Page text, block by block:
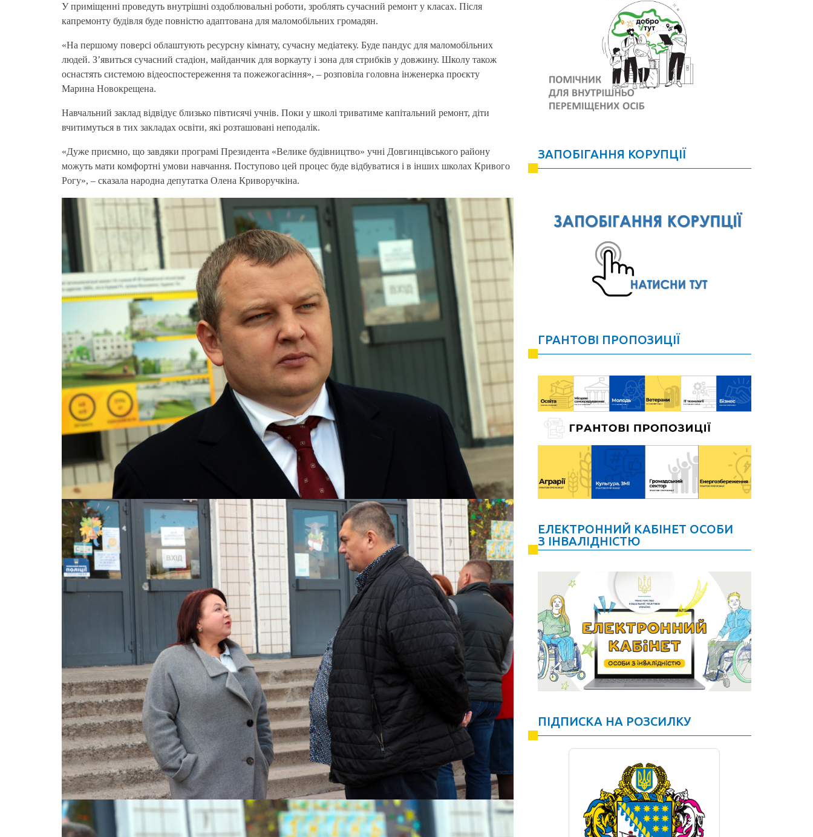
У приміщенні проведуть внутрішні оздоблювальні роботи, зроблять сучасний ремонт у класах. Після
капремонту будівля буде повністю адаптована для маломобільних громадян.
«На першому поверсі облаштують ресурсну кімнату, сучасну медіатеку. Буде пандус для маломобільних
людей. З’явиться сучасний стадіон, майданчик для воркауту і зона для стрибків у довжину. Школу також
оснастять системою відеоспостереження та пожежогасіння», – розповіла головна інженерка проєкту
Марина Новокрещена.
Навчальний заклад відвідує близько півтисячі учнів. Поки у школі триватиме капітальний ремонт, діти
вчитимуться в тих закладах освіти, які розташовані неподалік.
«Дуже приємно, що завдяки програмі Президента «Велике будівництво» учні Довгинцівського району
можуть мати комфортні умови навчання. Поступово цей процес буде відбуватися і в інших школах Кривого
Рогу», – сказала народна депутатка Олена Криворучкіна.
ЗАПОБІГАННЯ КОРУПЦІЇ
ГРАНТОВІ ПРОПОЗИЦІЇ
ЕЛЕКТРОННИЙ КАБІНЕТ ОСОБИ
З ІНВАЛІДНІСТЮ
ПІДПИСКА НА РОЗСИЛКУ